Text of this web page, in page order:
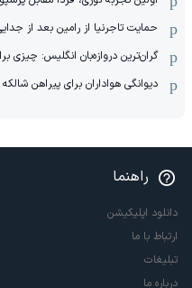
حمایت تاجرنیا از رامین بعد از
گران‌ترین دروازه‌بان انگلیس: چیزی
دیوانگی هواداران برای پیراهن شالکه
راهنما
دانلود اپلیکیشن
ارتباط با ما
تبلیغات
درباره ما